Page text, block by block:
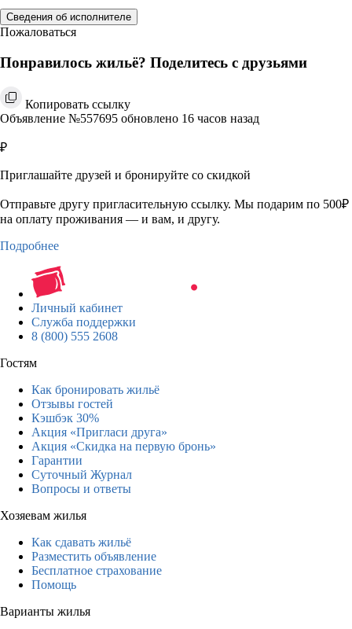
Сведения об исполнителе
Пожаловаться
Понравилось жильё? Поделитесь с друзьями
Копировать ссылку
Объявление №557695 обновлено 16 часов назад
₽
Приглашайте друзей и бронируйте со скидкой
Отправьте другу пригласительную ссылку. Мы подарим по 500₽
на оплату проживания — и вам, и другу.
Подробнее
Личный кабинет
Служба поддержки
8 (800) 555 2608
Гостям
Как бронировать жильё
Отзывы гостей
Кэшбэк 30%
Акция «Пригласи друга»
Акция «Скидка на первую бронь»
Гарантии
Суточный Журнал
Вопросы и ответы
Хозяевам жилья
Как сдавать жильё
Разместить объявление
Бесплатное страхование
Помощь
Варианты жилья